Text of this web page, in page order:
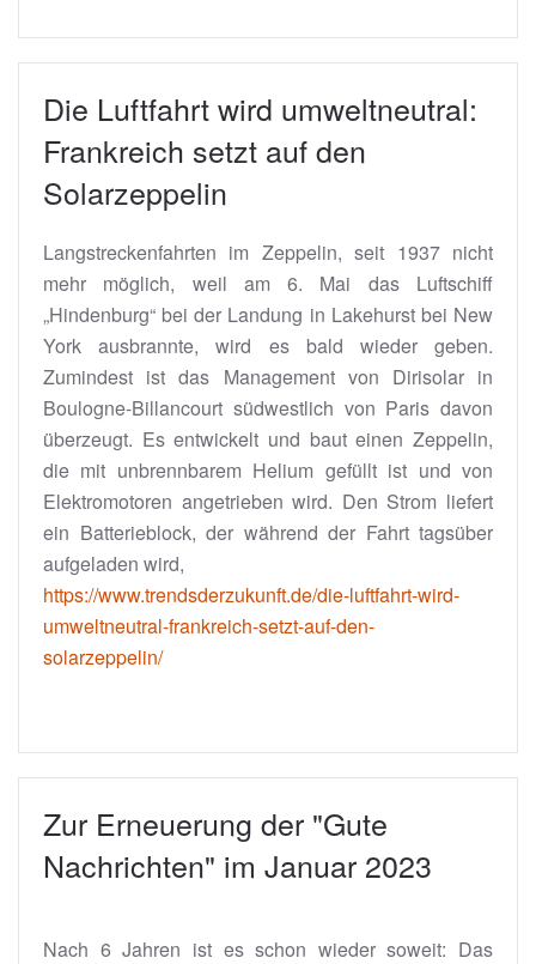
Die Luftfahrt wird umweltneutral:
Frankreich setzt auf den
Solarzeppelin
Langstreckenfahrten im Zeppelin, seit 1937 nicht
mehr möglich, weil am 6. Mai das Luftschiff
„Hindenburg“ bei der Landung in Lakehurst bei New
York ausbrannte, wird es bald wieder geben.
Zumindest ist das Management von Dirisolar in
Boulogne-Billancourt südwestlich von Paris davon
überzeugt. Es entwickelt und baut einen Zeppelin,
die mit unbrennbarem Helium gefüllt ist und von
Elektromotoren angetrieben wird. Den Strom liefert
ein Batterieblock, der während der Fahrt tagsüber
aufgeladen wird,
https://www.trendsderzukunft.de/die-luftfahrt-wird-
umweltneutral-frankreich-setzt-auf-den-
solarzeppelin/
Zur Erneuerung der "Gute
Nachrichten" im Januar 2023
Nach 6 Jahren ist es schon wieder soweit: Das